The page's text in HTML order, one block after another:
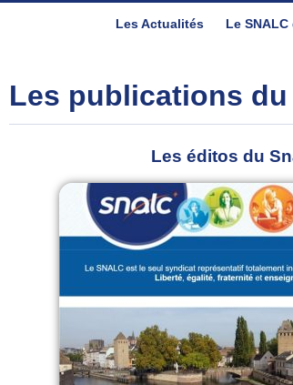
Les Actualités Le
Les publications du
Les éditos du